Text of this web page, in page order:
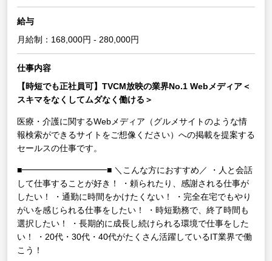
給与
月給制：168,000円 - 280,000円
仕事内容
【時短でも正社員可】TVCM放映の業界No.1 Webメディア＜
スキマをなくしてムダなく働ける＞
医療・介護に関するWebメディア（グルメサイトのような情
報検索ができるサイトをご想像ください）への掲載を提案する
セールスの仕事です。
■━━━━━━━━━━■ ＼こんな方におすすめ／
・人と会話
して仕事することが好き！
・頼られたり、感謝される仕事が
したい！
・通勤に時間をかけたくない！
・完全在宅でもやり
がいを感じられる仕事をしたい！
・時短勤務で、終了時間も
選択したい！
・長期的に成長し続けられる環境で仕事をした
い！
・20代・30代・40代がたくさん活躍しているIT業界で働
こう！